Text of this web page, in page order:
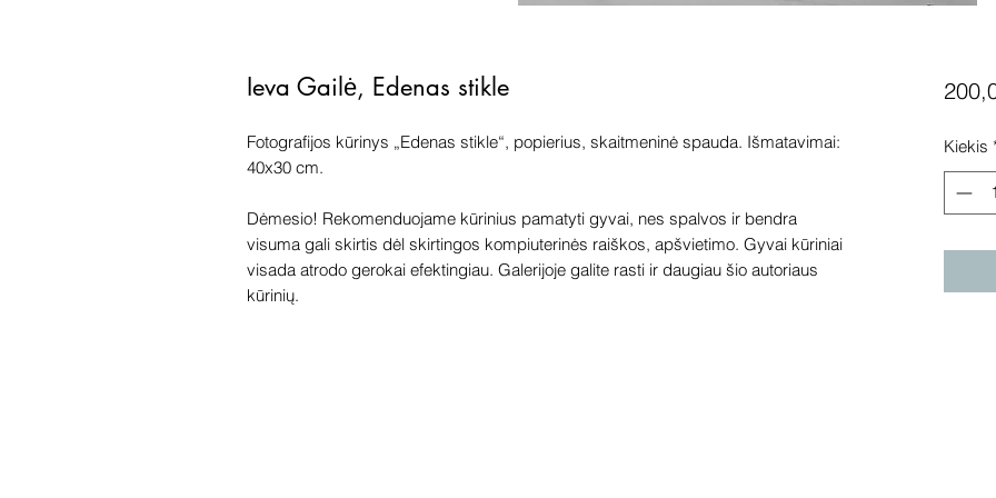
Ieva Gailė, Edenas stikle
Fotografijos kūrinys „Edenas stikle“, popierius, skaitmeninė spauda. Išmatavimai:
40x30 cm.
Dėmesio! Rekomenduojame kūrinius pamatyti gyvai, nes spalvos ir bendra
visuma gali skirtis dėl skirtingos kompiuterinės raiškos, apšvietimo. Gyvai kūriniai
visada atrodo gerokai efektingiau. Galerijoje galite rasti ir daugiau šio autoriaus
kūrinių.
Kiekis